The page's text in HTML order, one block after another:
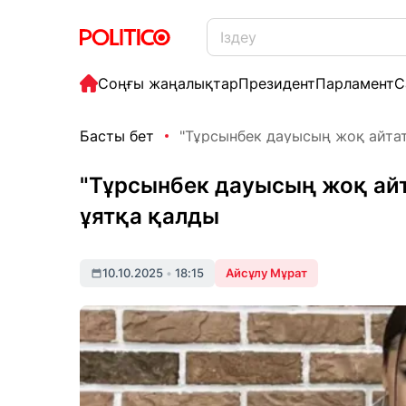
Соңғы жаңалықтарПрезидентПарламент
Басты бет "Тұрсынбек дауысың жоқ
"Тұрсынбек дауысың жоқ
ұятқа қалды
10.10.2025 • 18:15 Айсұлу Мұрат